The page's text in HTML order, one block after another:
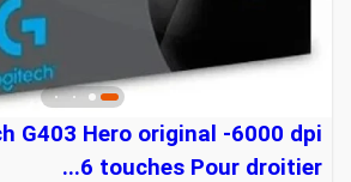
G403 Hero original -6000 dpi
6 touches Pour droitier...